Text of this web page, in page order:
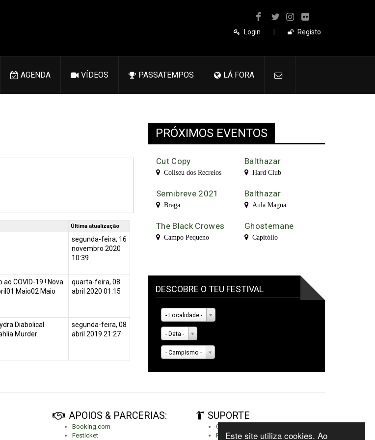
Este site utiliza cookies. Ao
Login Registo
AGENDA VÍDEOS PASSATEMPOS LÁ FORA
Última atualização
segunda-feira, 16
novembro 2020
10:39
COVID-19 ! Nova
Maio02 Maio
quarta-feira, 08
abril 2020 01:15
Diabolical
Murder
segunda-feira, 08
abril 2019 21:27
PRÓXIMOS EVENTOS
Cut Copy
Coliseu dos Recreios
Balthazar
Hard Club
Semibreve 2021
Braga
Balthazar
Aula Magna
The Black Crowes
Campo Pequeno
Ghostemane
Capitólio
DESCOBRE O TEU FESTIVAL
- Localidade -
- Data -
- Campismo -
APOIOS & PARCERIAS:
Booking.com
Festicket
SUPORTE
Criar conta
Fazer autenticação